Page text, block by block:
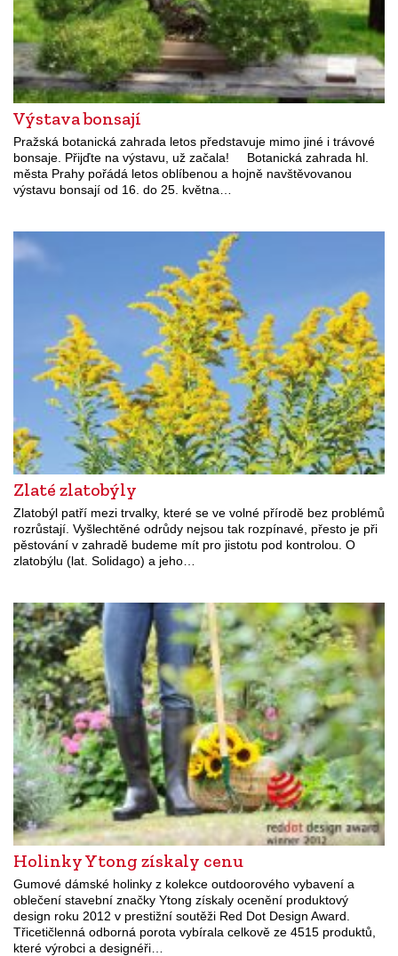
Výstava bonsají
Pražská botanická zahrada letos představuje mimo jiné i trávové
bonsaje. Přijďte na výstavu, už začala! Botanická zahrada hl.
města Prahy pořádá letos oblíbenou a hojně navštěvovanou
výstavu bonsají od 16. do 25. května…
Zlaté zlatobýly
Zlatobýl patří mezi trvalky, které se ve volné přírodě bez problémů
rozrůstají. Vyšlechtěné odrůdy nejsou tak rozpínavé, přesto je při
pěstování v zahradě budeme mít pro jistotu pod kontrolou. O
zlatobýlu (lat. Solidago) a jeho…
Holinky Ytong získaly cenu
Gumové dámské holinky z kolekce outdoorového vybavení a
oblečení stavební značky Ytong získaly ocenění produktový
design roku 2012 v prestižní soutěži Red Dot Design Award.
Třicetičlenná odborná porota vybírala celkově ze 4515 produktů,
které výrobci a designéři…